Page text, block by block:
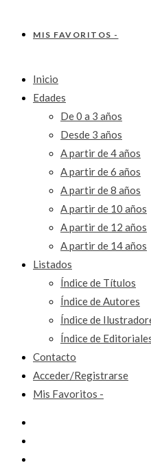
MIS FAVORITOS -
Inicio
Edades
De 0 a 3 años
Desde 3 años
A partir de 4 años
A partir de 6 años
A partir de 8 años
A partir de 10 años
A partir de 12 años
A partir de 14 años
Listados
Índice de Títulos
Índice de Autores
Índice de
Índice de
Contacto
Acceder/Registrarse
Mis Favoritos -